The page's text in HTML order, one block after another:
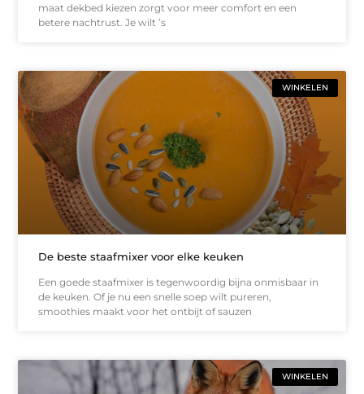
maat dekbed kiezen zorgt voor meer comfort en een
betere nachtrust. Je wilt ’s
WINKELEN
De beste staafmixer voor elke keuken
Een goede staafmixer is tegenwoordig bijna onmisbaar in
de keuken. Of je nu een snelle soep wilt pureren,
smoothies maakt voor het ontbijt of sauzen
WINKELEN